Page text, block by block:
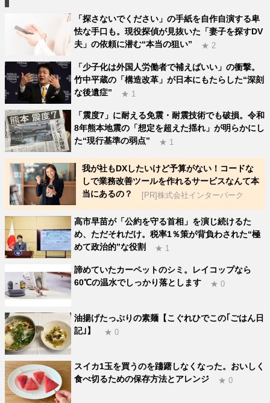
「探さないでください」の手紙を自作自演する卑
怯な手口も。現役探偵が見抜いた「妻子を探すDV
夫」の依頼に潜む“本当の狙い”
★ 2
「少子化は外国人労働者で補えばいい」の衝撃。
竹中平蔵の「構造改革」が日本にもたらした“深刻
な後遺症”
★ 1
「震度7」に耐える免震・耐震技術でも破損。令和
8年熊本地震の「想定を超えた揺れ」が明らかにし
た“現行基準の弱点”
★ 1
我が社もDXしたいけど予算がない！コードな
しで業務改善ツールを作れるサービスなんて本
当にあるの？
[PR]株式会社インターパーク
高市早苗が「公約を守る首相」を演じ続けるた
め、ただそれだけ。税率1％策が背負わされた“極
めて政治的”な役割
★ 1
諦めていたカーペットのシミ。レイコップなら
60℃の温水でしっかり落とします
★ 0
油揚げたっぷりの素麺【こぐれひでこの｢ごはん日
記｣】
★ 0
スイカ1玉を買うのを躊躇しなくなった。おいしく
食べ切るための保存方法とアレンジ
★ 0